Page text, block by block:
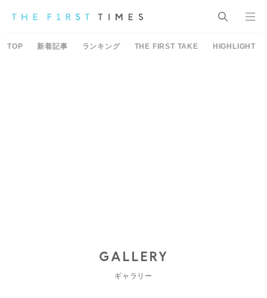
TOP 新着記事 ランキング THE FIRST TAKE HIGHLIGHT
GALLERY
ギャラリー